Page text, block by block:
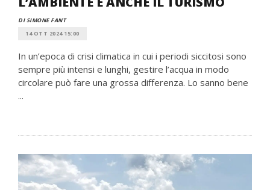
DI SIMONE FANT
14 OTT 2024 15:00
In un’epoca di crisi climatica in cui i periodi siccitosi sono
sempre più intensi e lunghi, gestire l’acqua in modo
circolare può fare una grossa differenza. Lo sanno bene
...